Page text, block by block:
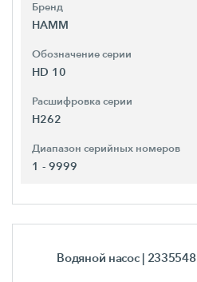
Бренд
HAMM
Обозначение серии
HD 10
Расшифровка серии
H262
Диапазон серийных номеров
1 - 9999
Водяной насос | 2335548